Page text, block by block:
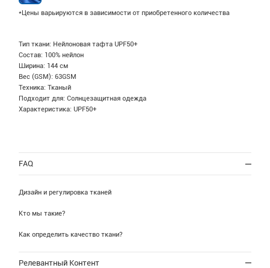
*Цены варьируются в зависимости от приобретенного количества
Тип ткани: Нейлоновая тафта UPF50+
Состав: 100% нейлон
Ширина: 144 см
Вес (GSM): 63GSM
Техника: Тканый
Подходит для: Солнцезащитная одежда
Характеристика: UPF50+
FAQ
Дизайн и регулировка тканей
Кто мы такие?
Как определить качество ткани?
Релевантный Контент